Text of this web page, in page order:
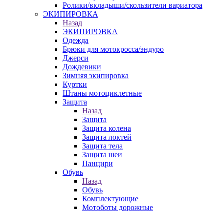
Ролики/вкладыши/скользители вариатора
ЭКИПИРОВКА
Назад
ЭКИПИРОВКА
Одежда
Брюки для мотокросса/эндуро
Джерси
Дождевики
Зимняя экипировка
Куртки
Штаны мотоциклетные
Защита
Назад
Защита
Защита колена
Защита локтей
Защита тела
Защита шеи
Панцири
Обувь
Назад
Обувь
Комплектующие
Мотоботы дорожные